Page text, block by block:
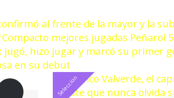
al frente de la mayor y la
mejores jugadas Peñarol
jugó, hizo jugar y marcó su primer
en su debut
Seleccion